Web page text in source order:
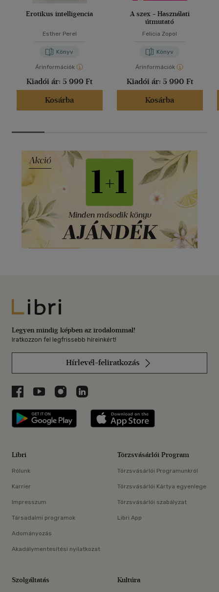
Erotikus intelligencia
Esther Perel
Könyv
Árinformációk
Kiadói ár: 5 999 Ft
Kosárba
A szex - Használati
útmutató
Felicia Zopol
Könyv
Árinformációk
Kiadói ár: 5 990 Ft
Kosárba
Libri
Legyen mindig képben az irodalommal!
Iratkozzon fel legfrissebb híreinkért!
Hírlevél-feliratkozás
Libri a Facebookon
Libri a Youtube-on
Libri az Instagramon
Libri a LinkedInen
Libri applikáció Szerezd meg: Google
Libri
Rólunk
Karrier
Impresszum
Társadalmi programok
Adományozás
Akadálymentesítési nyilatkozat
Törzsvásárlói Program
Törzsvásárlói Programunkról
Törzsvásárlói Kártya egyenlege
Törzsvásárlói szabályzat
Libri App
Szolgáltatás Kultúra